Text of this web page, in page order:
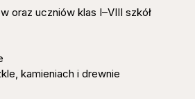
oraz uczniów klas I–VIII szkół
kamieniach i drewnie